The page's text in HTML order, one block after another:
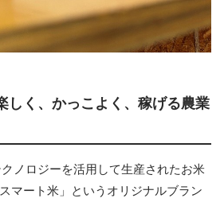
しく、かっこよく、稼げる農業
ノロジーを活用して生産されたお米
マート米」というオリジナルブラン